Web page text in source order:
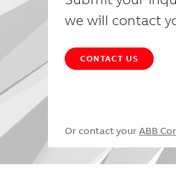
we will contact
CONTACT US
Or contact your ABB